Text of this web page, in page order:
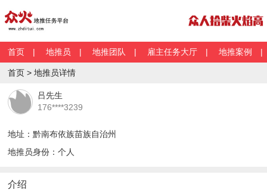
首页 |地推员 |地推团队 | 雇主任务大厅 |地推案例
首页 > 地推员详情
吕先生
176****3239
地址：黔南布依族苗族自治州
地推员身份：个人
介绍